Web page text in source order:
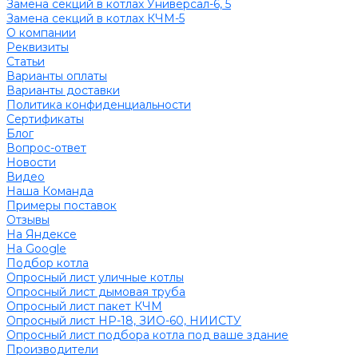
Замена секций в котлах Универсал-6, 5
Замена секций в котлах КЧМ-5
О компании
Реквизиты
Статьи
Варианты оплаты
Варианты доставки
Политика конфиденциальности
Сертификаты
Блог
Вопрос-ответ
Новости
Видео
Наша Команда
Примеры поставок
Отзывы
На Яндексе
На Google
Подбор котла
Опросный лист уличные котлы
Опросный лист дымовая труба
Опросный лист пакет КЧМ
Опросный лист НР-18, ЗИО-60, НИИСТУ
Опросный лист подбора котла под ваше здание
Производители